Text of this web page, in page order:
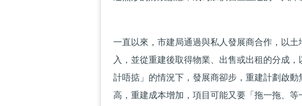
一直以來，市建局通過與私人發展商合作，以
入，並從重建後取得物業、出售或出租的分成
計唔掂」的情況下，發展商卻步，重建計劃啟
高，重建成本增加，項目可能又要「拖一拖、